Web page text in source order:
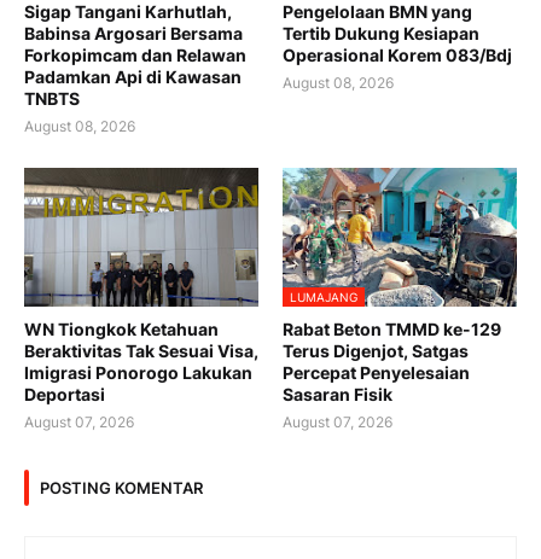
Sigap Tangani Karhutlah,
Babinsa Argosari Bersama
Forkopimcam dan Relawan
Padamkan Api di Kawasan
TNBTS
August 08, 2026
Pengelolaan BMN yang
Tertib Dukung Kesiapan
Operasional Korem 083/Bdj
August 08, 2026
WN Tiongkok Ketahuan
Beraktivitas Tak Sesuai Visa,
Imigrasi Ponorogo Lakukan
Deportasi
August 07, 2026
LUMAJANG
Rabat Beton TMMD ke-129
Terus Digenjot, Satgas
Percepat Penyelesaian
Sasaran Fisik
August 07, 2026
POSTING KOMENTAR